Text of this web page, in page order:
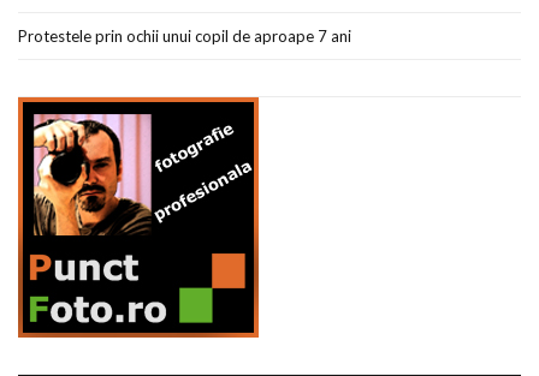
Protestele prin ochii unui copil de aproape 7 ani